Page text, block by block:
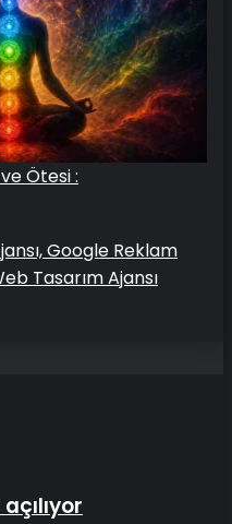
Ötesi :
Google Reklam
Tasarım Ajansı